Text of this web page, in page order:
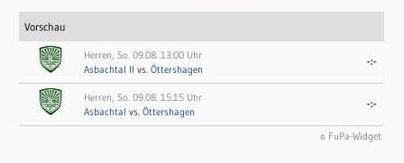
Vorschau
Herren, So. 09.08. 13:00 Uhr
Asbachtal II vs.Öttershagen
-:-
Herren, So. 09.08. 15:15 Uhr
Asbachtal vs.Öttershagen
-:-
© FuPa-Widget